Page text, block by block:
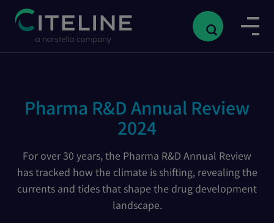
Pharma R&D Annual Review
2024
For over 30 years, the Pharma R&D Annual Review
has tracked how the climate is shifting, revealing the
currents and tides that shape the drug development
landscape.